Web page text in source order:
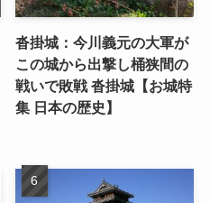
沓掛城：今川義元の大軍が
この城から出撃し桶狭間の
戦いで敗戦 沓掛城【お城特
集 日本の歴史】